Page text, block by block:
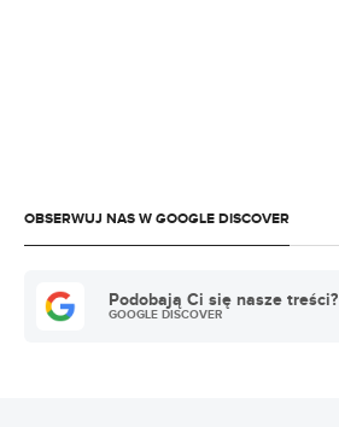
OBSERWUJ NAS W GOOGLE DISCOVER
Podobają Ci się nasze treści?
GOOGLE DISCOVER